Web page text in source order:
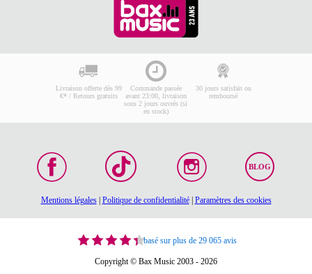
Livraison offerte dès 99
€* / Retours gratuits
Commande passée
avant 23:00, livraison
sous 2 jours ouvrés (si
en stock)
30 jours satisfait ou
remboursé
BLOG
Mentions légales| Politique de confidentialité| Paramètres des cookies
basé sur plus de 29 065 avis
Copyright © Bax Music 2003 - 2026